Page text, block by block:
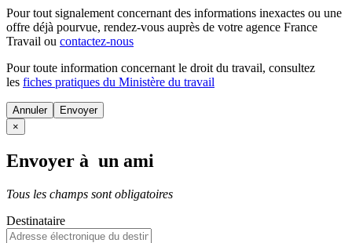
Pour tout signalement concernant des informations inexactes ou une
offre déjà pourvue, rendez-vous auprès de votre agence France
Travail ou contactez-nous
Pour toute information concernant le droit du travail, consultez
les fiches pratiques du Ministère du travail
Annuler
×
Envoyer à un ami
Tous les champs sont obligatoires
Destinataire